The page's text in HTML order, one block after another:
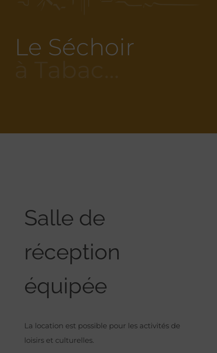
Le Séchoir
Salle de
réception
équipée
La location est possible pour les activités de
loisirs et culturelles.